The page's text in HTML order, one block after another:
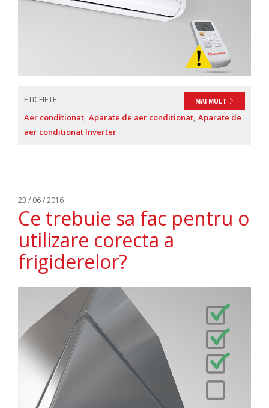
MAI MULT
ETICHETE:
Aer conditionat Aparate de aer conditionat Aparate de
aer conditionat Inverter
23 / 06 / 2016
Ce trebuie sa fac pentru o
utilizare corecta a
frigiderelor?